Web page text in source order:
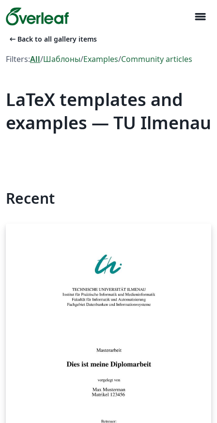
menu
arrow_left_alt Back to all gallery items
Filters:All/Шаблоны/Examples/Community articles
LaTeX templates and
examples — TU Ilmenau
Recent